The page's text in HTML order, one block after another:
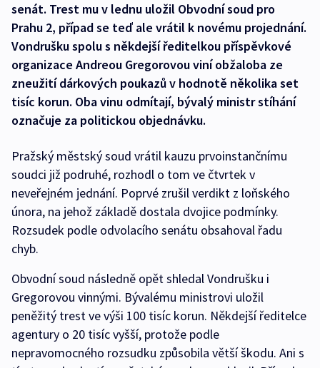
senát. Trest mu v lednu uložil Obvodní soud pro
Prahu 2, případ se teď ale vrátil k novému projednání.
Vondrušku spolu s někdejší ředitelkou příspěvkové
organizace Andreou Gregorovou viní obžaloba ze
zneužití dárkových poukazů v hodnotě několika set
tisíc korun. Oba vinu odmítají, bývalý ministr stíhání
označuje za politickou objednávku.
Pražský městský soud vrátil kauzu prvoinstančnímu
soudci již podruhé, rozhodl o tom ve čtvrtek v
neveřejném jednání. Poprvé zrušil verdikt z loňského
února, na jehož základě dostala dvojice podmínky.
Rozsudek podle odvolacího senátu obsahoval řadu
chyb.
Obvodní soud následně opět shledal Vondrušku i
Gregorovou vinnými. Bývalému ministrovi uložil
peněžitý trest ve výši 100 tisíc korun. Někdejší ředitelce
agentury o 20 tisíc vyšší, protože podle
nepravomocného rozsudku způsobila větší škodu. Ani s